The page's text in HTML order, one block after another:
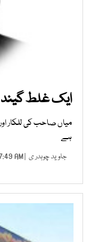
ایک غلط گیند
میاں صاحب کی للکار
ہے
جاوید چوہدر ی | JAN 19, 2021 07:49 AM |